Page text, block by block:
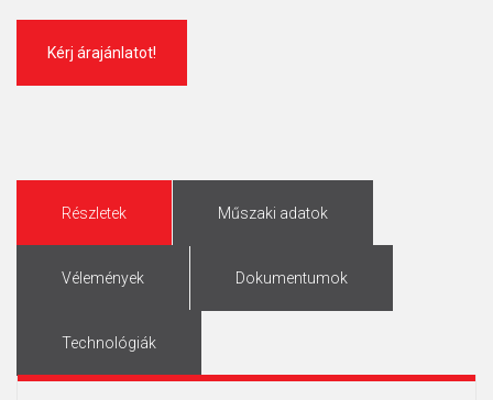
Kérj árajánlatot!
Részletek Műszaki adatok
Vélemények Dokumentumok
Technológiák